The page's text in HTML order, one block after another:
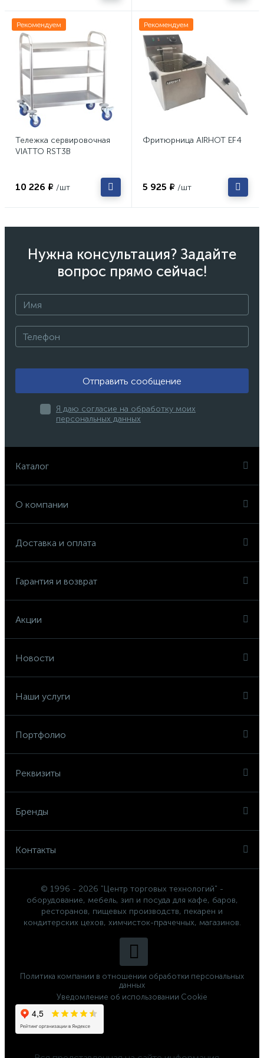
Рекомендуем
Тележка сервировочная
VIATTO RST3B
10 226 ₽ /шт
Рекомендуем
Фритюрница AIRHOT EF4
5 925 ₽ /шт
Нужна консультация? Задайте
вопрос прямо сейчас!
Отправить сообщение
Я даю согласие на обработку моих
персональных данных
Каталог
О компании
Доставка и оплата
Гарантия и возврат
Акции
Новости
Наши услуги
Портфолио
Реквизиты
Бренды
Контакты
© 1996 - 2026 "Центр торговых технологий" -
оборудование, мебель, зип и посуда для кафе, баров,
ресторанов, пищевых производств, пекарен и
кондитерских цехов, химчисток-прачечных, магазинов.
Политика компании в отношении обработки персональных
данных
Уведомление об использовании Cookie